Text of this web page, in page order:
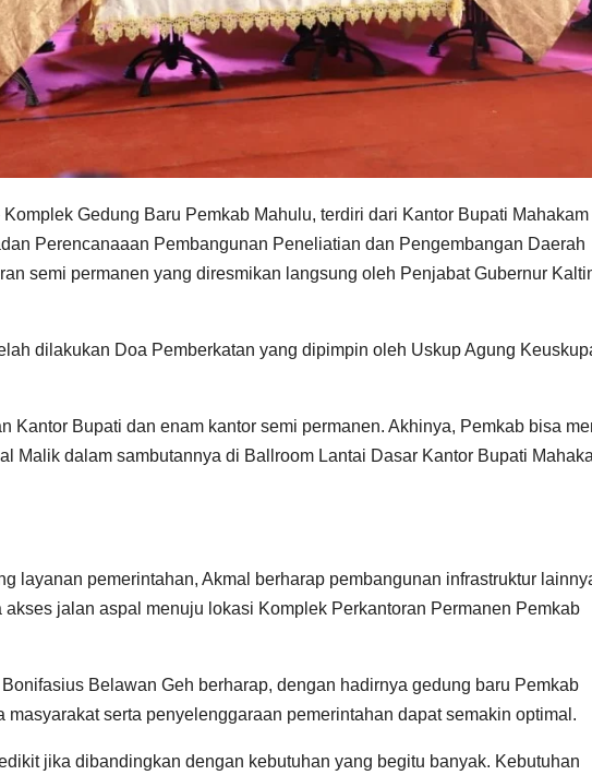
Gedung Baru Pemkab Mahulu, terdiri dari Kantor Bupati
Perencanaaan Pembangunan Peneliatian dan Pengembangan Daerah
semi permanen yang diresmikan langsung oleh Penjabat Gubernur
dilakukan Doa Pemberkatan yang dipimpin oleh Uskup Agung
Kantor Bupati dan enam kantor semi permanen. Akhinya, Pemkab bisa
Malik dalam sambutannya di Ballroom Lantai Dasar Kantor Bupati
layanan pemerintahan, Akmal berharap pembangunan infrastruktur
jalan aspal menuju lokasi Komplek Perkantoran Permanen Pemkab
Belawan Geh berharap, dengan hadirnya gedung baru Pemkab
serta penyelenggaraan pemerintahan dapat semakin optimal.
jika dibandingkan dengan kebutuhan yang begitu banyak. Kebutuhan